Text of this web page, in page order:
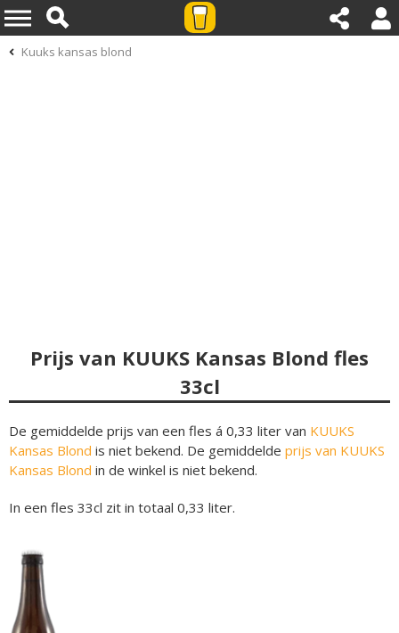
Kuuks kansas blond
Prijs van KUUKS Kansas Blond fles
33cl
De gemiddelde prijs van een fles á 0,33 liter van KUUKS
Kansas Blond is niet bekend. De gemiddelde prijs van KUUKS
Kansas Blond in de winkel is niet bekend.
In een fles 33cl zit in totaal 0,33 liter.